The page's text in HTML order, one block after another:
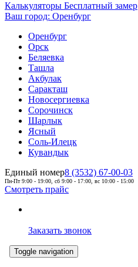
Калькуляторы Бесплатный замер
Ваш город: Оренбург
Оренбург
Орск
Беляевка
Ташла
Акбулак
Саракташ
Новосергиевка
Сорочинск
Шарлык
Ясный
Соль-Илецк
Кувандык
Единый номер8 (3532) 67-00-03
Пн-Пт 9:00 - 19:00, сб 9:00 - 17:00, вс 10:00 - 15:00
Смотреть прайс
Заказать звонок
Toggle navigation